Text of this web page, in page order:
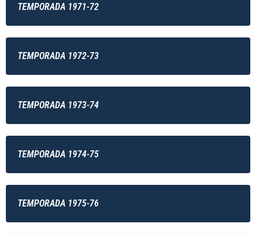
TEMPORADA 1971-72
TEMPORADA 1972-73
TEMPORADA 1973-74
TEMPORADA 1974-75
TEMPORADA 1975-76